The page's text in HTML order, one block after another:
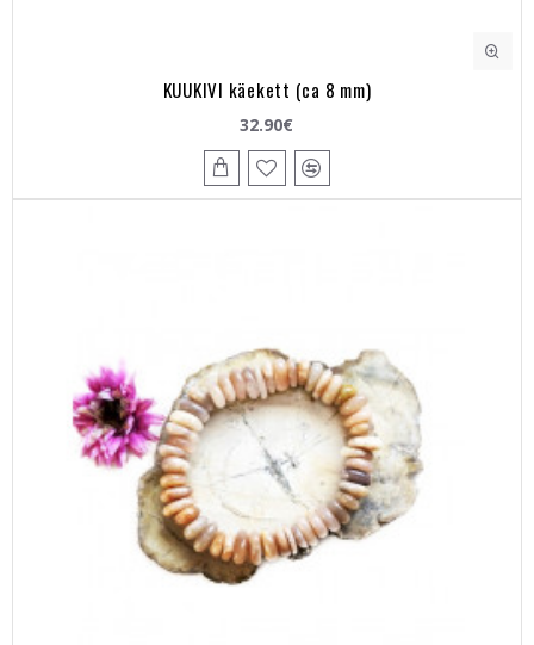
KUUKIVI käekett (ca 8 mm)
32.90€